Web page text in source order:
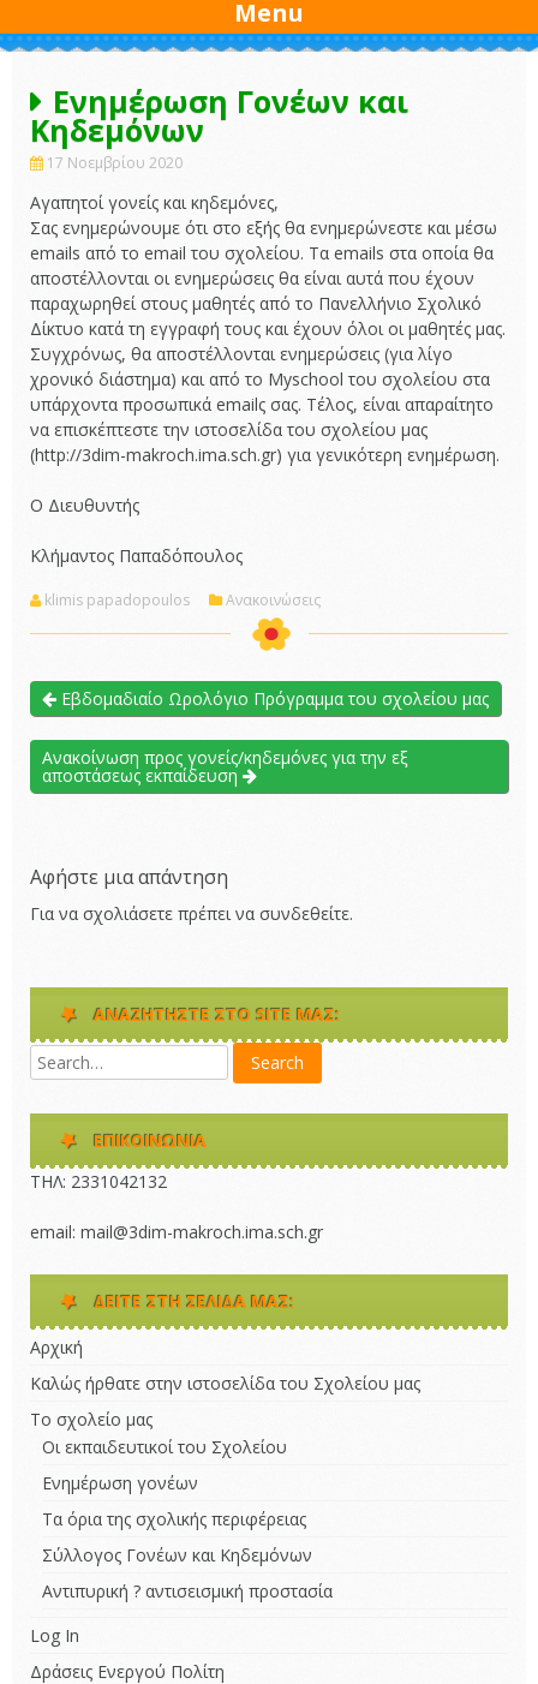
Menu
Ενημέρωση Γονέων και
Κηδεμόνων
17 Νοεμβρίου 2020
Αγαπητοί γονείς και κηδεμόνες,
Σας ενημερώνουμε ότι στο εξής θα ενημερώνεστε και μέσω
emails από το email του σχολείου. Τα emails στα οποία θα
αποστέλλονται οι ενημερώσεις θα είναι αυτά που έχουν
παραχωρηθεί στους μαθητές από το Πανελλήνιο Σχολικό
Δίκτυο κατά τη εγγραφή τους και έχουν όλοι οι μαθητές μας.
Συγχρόνως, θα αποστέλλονται ενημερώσεις (για λίγο
χρονικό διάστημα) και από το Myschool του σχολείου στα
υπάρχοντα προσωπικά emailς σας. Τέλος, είναι απαραίτητο
να επισκέπτεστε την ιστοσελίδα του σχολείου μας
(http://3dim-makroch.ima.sch.gr) για γενικότερη ενημέρωση.
Ο Διευθυντής
Κλήμαντος Παπαδόπουλος
klimis papadopoulos Ανακοινώσεις
Εβδομαδιαίο Ωρολόγιο Πρόγραμμα του σχολείου μας
Ανακοίνωση προς γονείς/κηδεμόνες για την εξ
αποστάσεως εκπαίδευση
Αφήστε μια απάντηση
Για να σχολιάσετε πρέπει να συνδεθείτε.
ΑΝΑΖΗΤΉΣΤΕ ΣΤΟ SITE ΜΑΣ:
ΕΠΙΚΟΙΝΩΝΊΑ
ΤΗΛ: 2331042132 
email: mail@3dim-makroch.ima.sch.gr
ΔΕΊΤΕ ΣΤΗ ΣΕΛΊΔΑ ΜΑΣ:
Αρχική
Καλώς ήρθατε στην ιστοσελίδα του Σχολείου μας
Το σχολείο μας
Οι εκπαιδευτικοί του Σχολείου
Ενημέρωση γονέων
Τα όρια της σχολικής περιφέρειας
Σύλλογος Γονέων και Κηδεμόνων
Αντιπυρική ? αντισεισμική προστασία
Log In
Δράσεις Ενεργού Πολίτη